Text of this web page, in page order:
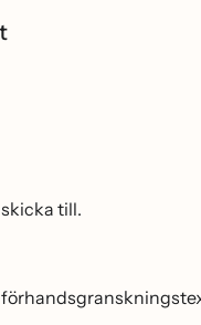
till.